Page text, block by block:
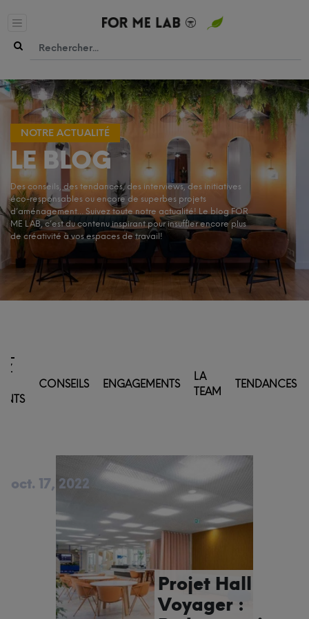
NOTRE ACTUALITÉ
LE BLOG
Des conseils, des tendances, des interviews, des initiatives
éco-responsables ou encore de superbes projets
d’aménagement… Suivez toute notre actualité! Le blog FOR
ME LAB, c’est du contenu inspirant pour insuffler encore plus
de créativité à vos espaces de travail!
CONSEILS ENGAGEMENTS
LA
TEAM
TENDANCES
Projet Hall
Voyager :
oct. 17, 2022